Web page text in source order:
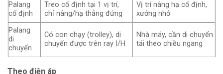
Palang
cố định
Treo cố định tại 1 vị trí,
chỉ nâng/hạ thẳng đứng
Vị trí nâng hạ cố định,
xưởng nhỏ
Palang
di
chuyển
Có con chạy (trolley), di
chuyển được trên ray I/H
Nhà máy, cần di chuyển
tải theo chiều ngang
Theo điện áp